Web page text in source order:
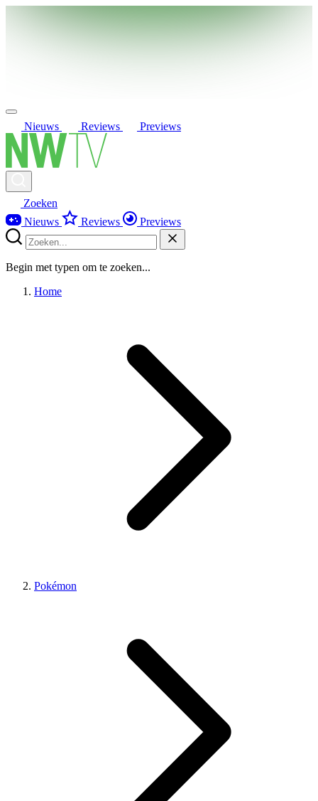
Nieuws Reviews Previews
Zoeken
Nieuws
Reviews Previews
Begin met typen om te zoeken...
Home
Pokémon